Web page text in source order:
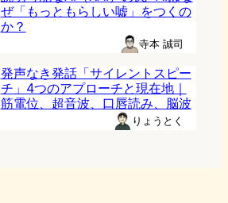
ぜ「もっともらしい嘘」をつくの
か？
寺本 誠司
発声なき発話「サイレントスピー
チ」4つのアプローチと現在地｜
筋電位、超音波、口唇読み、脳波
りょうとく